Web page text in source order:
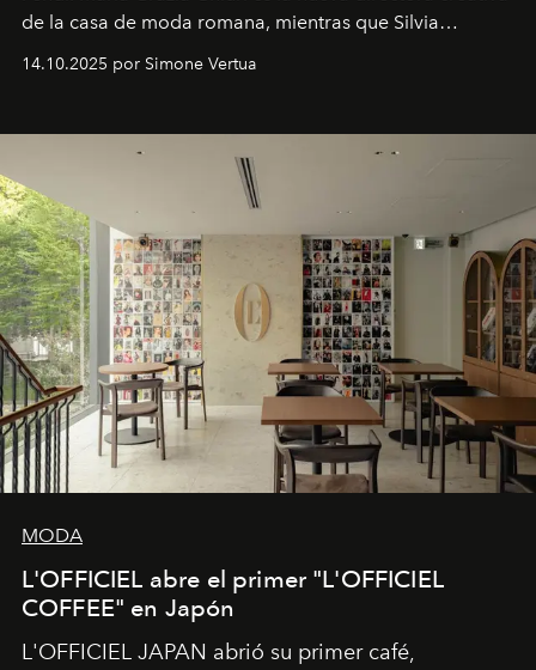
de la casa de moda romana, mientras que Silvia
14.10.2025 por Simone Vertua
MODA
L'OFFICIEL abre el primer "L'OFFICIEL
COFFEE" en Japón
L'OFFICIEL JAPAN abrió su primer café,